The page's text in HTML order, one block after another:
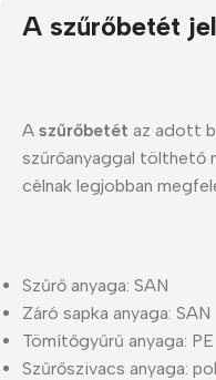
A szűrőbetét
A szűrőbetét az adott
szűrőanyaggal tölthető
célnak legjobban
Szűrő anyaga: SAN
Záró sapka anyaga: SAN
Tömítőgyűrű anyaga: PE
Szűrőszivacs anyaga: